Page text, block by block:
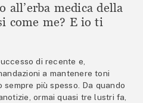
all’erba medica della
come me? E io ti
di recente e,
a mantenere toni
più spesso. Da quando
ormai quasi tre lustri fa,